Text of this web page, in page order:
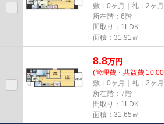
敷：0ヶ月｜礼：2ヶ月
所在階：6階
間取り：1LDK
面積：31.91㎡
8.8万円
(管理費・共益費
敷：0ヶ月｜礼：2ヶ月
所在階：7階
間取り：1LDK
面積：31.65㎡